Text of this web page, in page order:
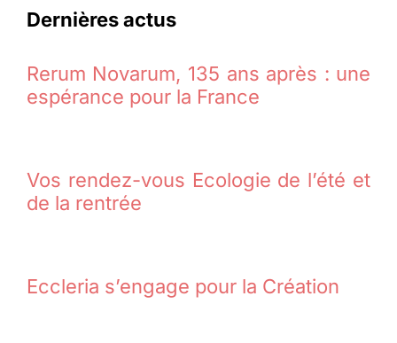
Dernières actus
Rerum Novarum, 135 ans après : une
espérance pour la France
Vos rendez-vous Ecologie de l’été et
de la rentrée
Eccleria s’engage pour la Création